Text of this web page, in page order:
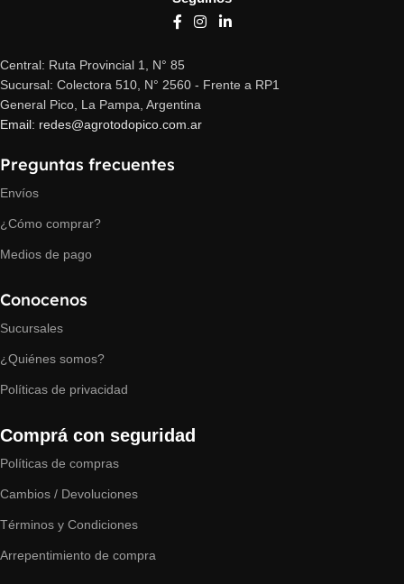
Central: Ruta Provincial 1, N° 85
Sucursal: Colectora 510, N° 2560 - Frente a RP1
General Pico, La Pampa, Argentina
Email: redes@agrotodopico.com.ar
Preguntas frecuentes
Envíos
¿Cómo comprar?
Medios de pago
Conocenos
Sucursales
¿Quiénes somos?
Políticas de privacidad
Comprá con seguridad
Políticas de compras
Cambios / Devoluciones
Términos y Condiciones
Arrepentimiento de compra